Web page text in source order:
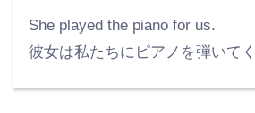
She played the piano for us.
彼女は私たちにピアノを弾いてく